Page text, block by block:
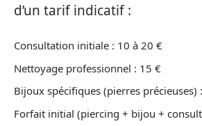
d’un tarif indicatif :
Consultation initiale : 10 à 20 €
Nettoyage professionnel : 15 €
Bijoux spécifiques (pierres
Forfait initial (piercing + bijou +